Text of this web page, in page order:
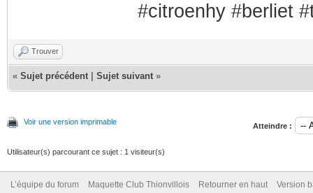
#citroenhy #berliet
Trouver
« Sujet précédent Sujet suivant »
Voir une version imprimable Atteindre :
Utilisateur(s) parcourant ce sujet : 1 visiteur(s)
L’équipe du forum Maquette Club Thionvillois Retourner en haut Version